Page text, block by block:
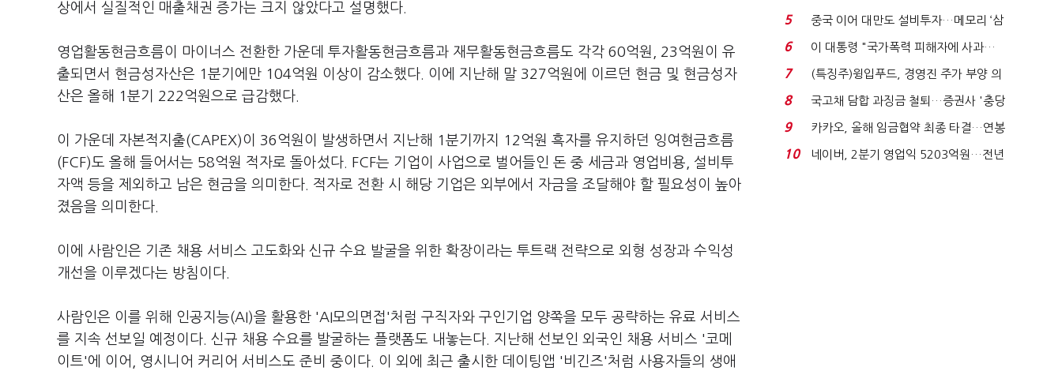
상에서 실질적인 매출채권 증가는 크지 않았다고 설명했다.
영업활동현금흐름이 마이너스 전환한 가운데 투자활동현금흐름과 재무활동현금흐름도 각각 60억원, 23억원이 유
출되면서 현금성자산은 1분기에만 104억원 이상이 감소했다. 이에 지난해 말 327억원에 이르던 현금 및 현금성자
산은 올해 1분기 222억원으로 급감했다.
이 가운데 자본적지출(CAPEX)이 36억원이 발생하면서 지난해 1분기까지 12억원 흑자를 유지하던 잉여현금흐름
(FCF)도 올해 들어서는 58억원 적자로 돌아섰다. FCF는 기업이 사업으로 벌어들인 돈 중 세금과 영업비용, 설비투
자액 등을 제외하고 남은 현금을 의미한다. 적자로 전환 시 해당 기업은 외부에서 자금을 조달해야 할 필요성이 높아
졌음을 의미한다.
이에 사람인은 기존 채용 서비스 고도화와 신규 수요 발굴을 위한 확장이라는 투트랙 전략으로 외형 성장과 수익성
개선을 이루겠다는 방침이다.
사람인은 이를 위해 인공지능(AI)을 활용한 'AI모의면접'처럼 구직자와 구인기업 양쪽을 모두 공략하는 유료 서비스
를 지속 선보일 예정이다. 신규 채용 수요를 발굴하는 플랫폼도 내놓는다. 지난해 선보인 외국인 채용 서비스 '코메
이트'에 이어, 영시니어 커리어 서비스도 준비 중이다. 이 외에 최근 출시한 데이팅앱 '비긴즈'처럼 사용자들의 생애
빈 매대 채우며 문 연 ...
5
중국 이어 대만도 설비투자…메모리 ‘삼
국전쟁’
6
이 대통령 "국가폭력 피해자에 사과…
적극적 조사로 진...
7
(특징주)윙입푸드, 경영진 주가 부양 의
지에 상한가...
8
국고채 담합 과징금 철퇴…증권사 '충당
금 폭탄' 우려...
9
카카오, 올해 임금협약 최종 타결…연봉
6.3% 인상·격려...
10
네이버, 2분기 영업익 5203억원…전년